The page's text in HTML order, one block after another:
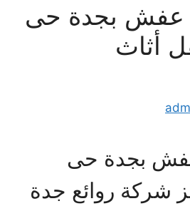
عفش بجدة حى
أثاث
بجدة حى
شركة روائع جدة